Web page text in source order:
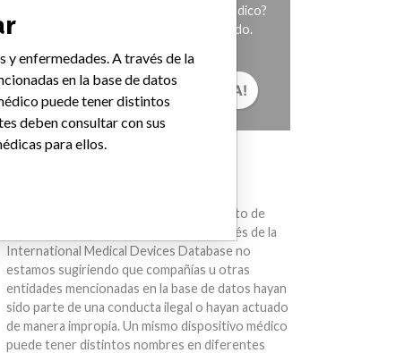
experiencia con algún dispositivo médico?
Nuestra reportería no ha terminado.
¡CUÉNTANOS TU HISTORIA!
diagnóstico, la prevención y el tratamiento de
muchas lesiones y enfermedades. A través de la
International Medical Devices Database no
estamos sugiriendo que compañías u otras
entidades mencionadas en la base de datos hayan
sido parte de una conducta ilegal o hayan actuado
de manera impropia. Un mismo dispositivo médico
puede tener distintos nombres en diferentes
y enfermedades. A través de la
en la base de datos
puede tener distintos
deben consultar con sus
para ellos.